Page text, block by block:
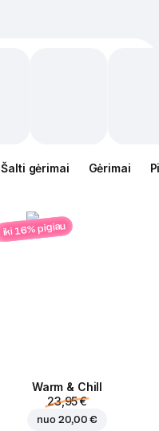
Šalti gėrimai Gėrimai
iki 16% pigiau
Warm & Chill
23,95 €
nuo 20,00 €